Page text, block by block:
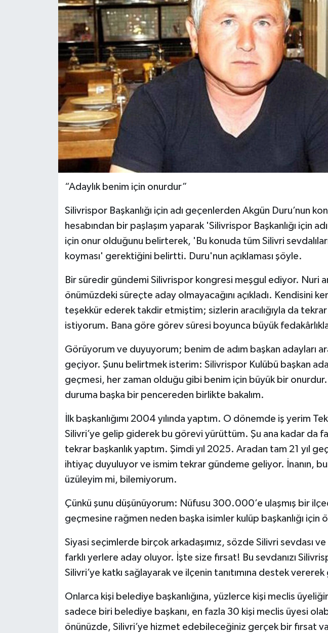
“Adaylık benim için onurdur”
Silivrispor Başkanlığı için adı geçenlerden Akgün Duru’nun
hesabından bir paşlaşım yaparak 'Silivrispor Başkanlığı için
için onur olduğunu belirterek, 'Bu konuda tüm Silivri
koyması' gerektiğini belirtti. Duru'nun açıklaması şöyle.
Bir süredir gündemi Silivrispor kongresi meşgul ediyor. Nuri
önümüzdeki süreçte aday olmayacağını açıkladı. Kendisini
teşekkür ederek takdir etmiştim; sizlerin aracılığıyla da
istiyorum. Bana göre görev süresi boyunca büyük
Görüyorum ve duyuyorum; benim de adım başkan adayları
geçiyor. Şunu belirtmek isterim: Silivrispor Kulübü başkan
geçmesi, her zaman olduğu gibi benim için büyük bir
duruma başka bir pencereden birlikte bakalım.
İlk başkanlığımı 2004 yılında yaptım. O dönemde iş yerim
Silivri’ye gelip giderek bu görevi yürüttüm. Şu ana kadar da
tekrar başkanlık yaptım. Şimdi yıl 2025. Aradan tam 21 yıl
ihtiyaç duyuluyor ve ismim tekrar gündeme geliyor. İnanın,
üzüleyim mi, bilemiyorum.
Çünkü şunu düşünüyorum: Nüfusu 300.000’e ulaşmış bir
geçmesine rağmen neden başka isimler kulüp başkanlığı için
Siyasi seçimlerde birçok arkadaşımız, sözde Silivri sevdası ve
farklı yerlere aday oluyor. İşte size fırsat! Bu sevdanızı
Silivri’ye katkı sağlayarak ve ilçenin tanıtımına destek
Onlarca kişi belediye başkanlığına, yüzlerce kişi meclis
sadece biri belediye başkanı, en fazla 30 kişi meclis üyesi
önünüzde, Silivri’ye hizmet edebileceğiniz gerçek bir fırsat